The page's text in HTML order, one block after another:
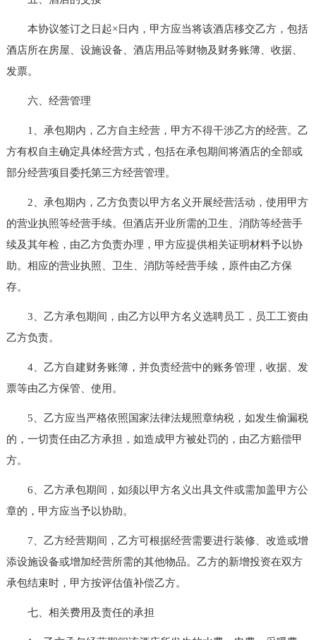
本协议签订之日起×日内，甲方应当将该酒店移交乙方，包括
酒店所在房屋、设施设备、酒店用品等财物及财务账簿、收据、
发票。
六、经营管理
1、承包期内，乙方自主经营，甲方不得干涉乙方的经营。乙
方有权自主确定具体经营方式，包括在承包期间将酒店的全部或
部分经营项目委托第三方经营管理。
2、承包期内，乙方负责以甲方名义开展经营活动，使用甲方
的营业执照等经营手续。但酒店开业所需的卫生、消防等经营手
续及其年检，由乙方负责办理，甲方应提供相关证明材料予以协
助。相应的营业执照、卫生、消防等经营手续，原件由乙方保
存。
3、乙方承包期间，由乙方以甲方名义选聘员工，员工工资由
乙方负责。
4、乙方自建财务账簿，并负责经营中的账务管理，收据、发
票等由乙方保管、使用。
5、乙方应当严格依照国家法律法规照章纳税，如发生偷漏税
的，一切责任由乙方承担，如造成甲方被处罚的，由乙方赔偿甲
方。
6、乙方承包期间，如须以甲方名义出具文件或需加盖甲方公
章的，甲方应当予以协助。
7、乙方经营期间，乙方可根据经营需要进行装修、改造或增
添设施设备或增加经营所需的其他物品。乙方的新增投资在双方
承包结束时，甲方按评估值补偿乙方。
七、相关费用及责任的承担